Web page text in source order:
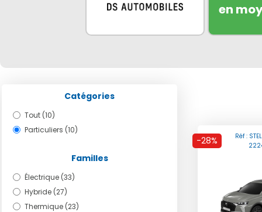
en
Catégories
Tout (10)
Particuliers (10)
Familles
Électrique (33)
Hybride (27)
Thermique (23)
-28%
Réf :